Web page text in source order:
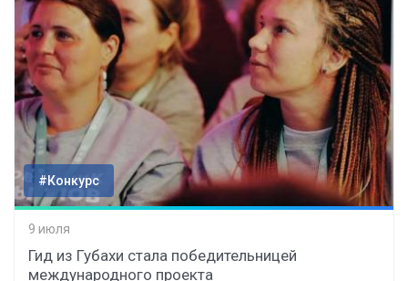
#Конкурс
9 июля
Гид из Губахи стала победительницей
международного проекта